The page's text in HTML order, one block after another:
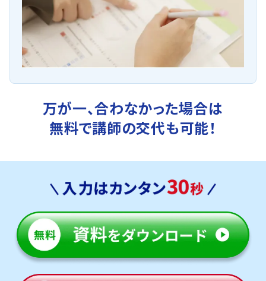
万が一、合わなかった場合は
無料で講師の交代も可能！